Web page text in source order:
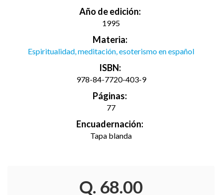
Año de edición:
1995
Materia:
Espiritualidad, meditación, esoterismo en español
ISBN:
978-84-7720-403-9
Páginas:
77
Encuadernación:
Tapa blanda
Q. 68.00